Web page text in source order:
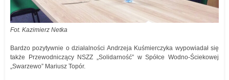
Fot. Kazimierz Netka
Bardzo pozytywnie o działalności Andrzeja Kuśmierczyka wypowiadał się
także Przewodniczący NSZZ „Solidarność” w Spółce Wodno-Ściekowej
„Swarzewo” Mariusz Topór.